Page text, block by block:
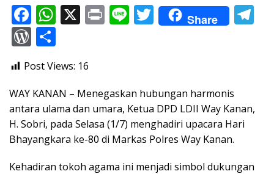
F
ac
e
b
o
o
k
W
s
A
p
p
X Pr Li T
w
Share
m
W
or
d
Pr
e
ss
ar
e
Post Views: 16
WAY KANAN – Menegaskan hubungan harmonis
antara ulama dan umara, Ketua DPD LDII Way Kanan,
H. Sobri, pada Selasa (1/7) menghadiri upacara Hari
Bhayangkara ke-80 di Markas Polres Way Kanan.
Kehadiran tokoh agama ini menjadi simbol dukungan